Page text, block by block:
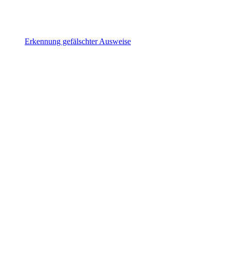
Erkennung gefälschter Ausweise